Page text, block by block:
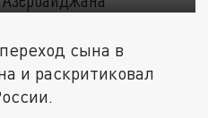
сына в
и раскритиковал